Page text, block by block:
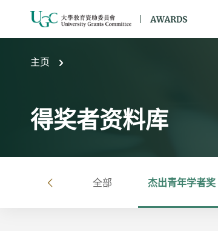
主页
得奖者资料库
左 全部 杰出青年学者奖